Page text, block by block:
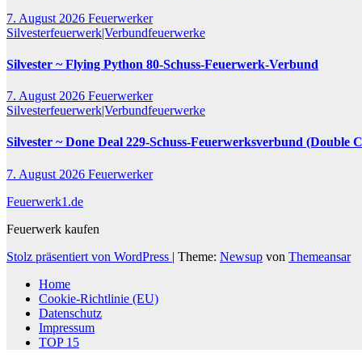
7. August 2026 Feuerwerker
Silvesterfeuerwerk|Verbundfeuerwerke
Silvester ~ Flying Python 80-Schuss-Feuerwerk-Verbund
7. August 2026 Feuerwerker
Silvesterfeuerwerk|Verbundfeuerwerke
Silvester ~ Done Deal 229-Schuss-Feuerwerksverbund (Double
7. August 2026 Feuerwerker
Feuerwerk1.de
Feuerwerk kaufen
Stolz präsentiert von WordPress | Theme: Newsup von Themeansar
Home
Cookie-Richtlinie (EU)
Datenschutz
Impressum
TOP 15